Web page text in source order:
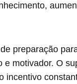
preparação
motivador. O
incentivo